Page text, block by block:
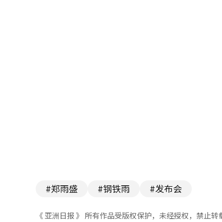
#郑雨盛 #钢铁雨 #发布会
《 亚洲日报 》 所有作品受版权保护，未经授权，禁止转